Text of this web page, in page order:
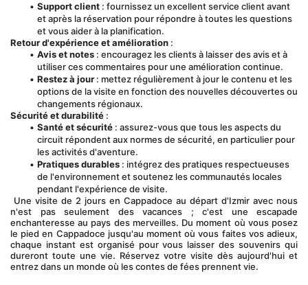
Support client : fournissez un excellent service client avant
et après la réservation pour répondre à toutes les questions
et vous aider à la planification.
Retour d'expérience et amélioration :
Avis et notes : encouragez les clients à laisser des avis et à
utiliser ces commentaires pour une amélioration continue.
Restez à jour : mettez régulièrement à jour le contenu et les
options de la visite en fonction des nouvelles découvertes ou
changements régionaux.
Sécurité et durabilité :
Santé et sécurité : assurez-vous que tous les aspects du
circuit répondent aux normes de sécurité, en particulier pour
les activités d'aventure.
Pratiques durables : intégrez des pratiques respectueuses
de l'environnement et soutenez les communautés locales
pendant l'expérience de visite.
n'est pas seulement des vacances ; c'est une escapade
enchanteresse au pays des merveilles. Du moment où vous posez
le pied en Cappadoce jusqu'au moment où vous faites vos adieux,
chaque instant est organisé pour vous laisser des souvenirs qui
dureront toute une vie. Réservez votre visite dès aujourd'hui et
entrez dans un monde où les contes de fées prennent vie.